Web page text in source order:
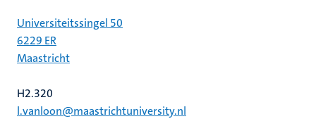
Universiteitssingel 50
6229 ER
Maastricht
H2.320
l.vanloon@maastrichtuniversity.nl